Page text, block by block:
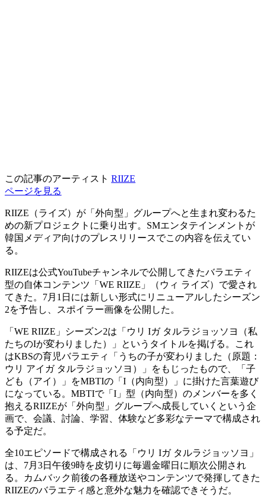
この記事のアーティスト RIIZE
ページを見る
RIIZE（ライズ）が「外向型」グループへと生まれ変わるた
めの新プロジェクトに乗り出す。SMエンタテインメントが
韓国メディア向けのプレスリリースでこの内容を伝えてい
る。
RIIZEは公式YouTubeチャンネルで公開してきたバラエティ
型の自体コンテンツ「WE RIIZE」（ウィ ライズ）で愛され
てきた。7月1日には新しい形式にリニューアルしたシーズン
2を予告し、スポイラー画像を公開した。
「WE RIIZE」シーズン2は「ウリ Iガ タルラジョッソヨ（私
たちのIが変わりました）」というタイトルを掲げる。これ
はKBSの育児バラエティ「うちの子が変わりました（原題：
ウリ アイガ タルラジョッソヨ）」をもじったもので、「子
ども（アイ）」をMBTIの「I（内向型）」に掛けた言葉遊び
になっている。MBTIで「I」型（内向型）のメンバーを多く
抱えるRIIZEが「外向型」グループへ成長していくという企
画で、会議、討論、学習、体験など多彩なテーマで構成され
る予定だ。
全10エピソードで構成される「ウリ Iガ タルラジョッソヨ」
は、7月3日午後9時を皮切りに毎週金曜日に順次公開され
る。カムバック前後の各種放送やコンテンツで発揮してきた
RIIZEのバラエティ感と意外な魅力を確認できそうだ。